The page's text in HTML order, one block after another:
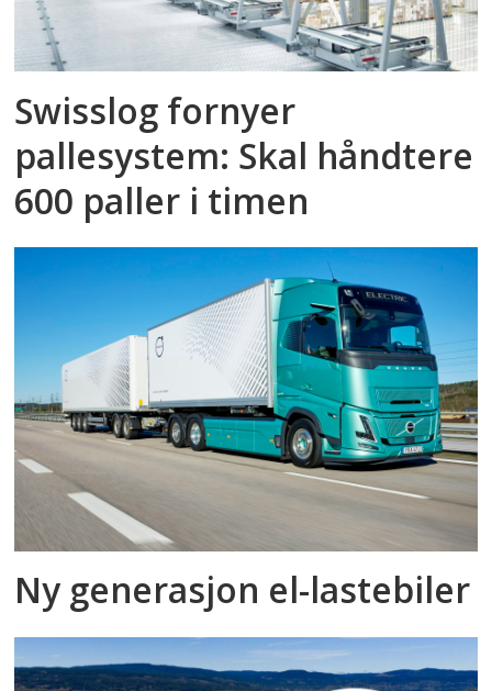
Swisslog fornyer
pallesystem: Skal håndtere
600 paller i timen
Ny generasjon el-lastebiler